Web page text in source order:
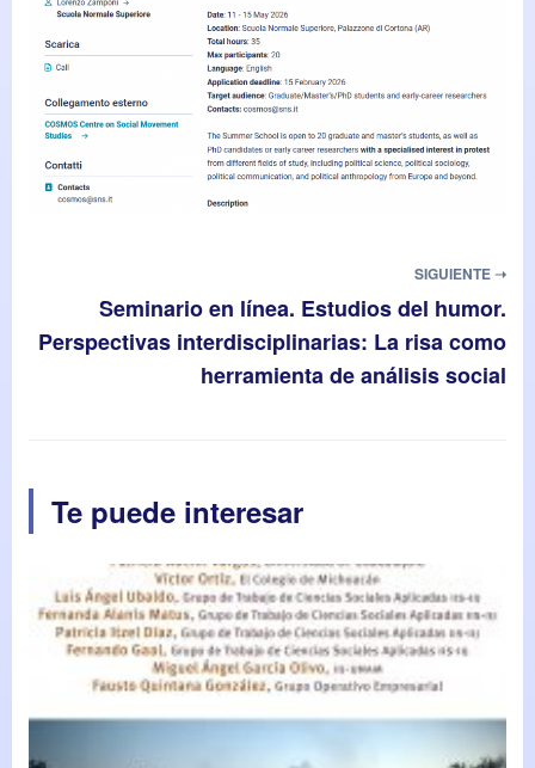
SIGUIENTE ➝
Seminario en línea. Estudios del humor.
Perspectivas interdisciplinarias: La risa como
herramienta de análisis social
Te puede interesar